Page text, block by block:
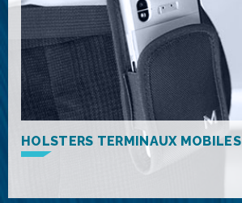
HOLSTERS TERMINAUX MOBILES